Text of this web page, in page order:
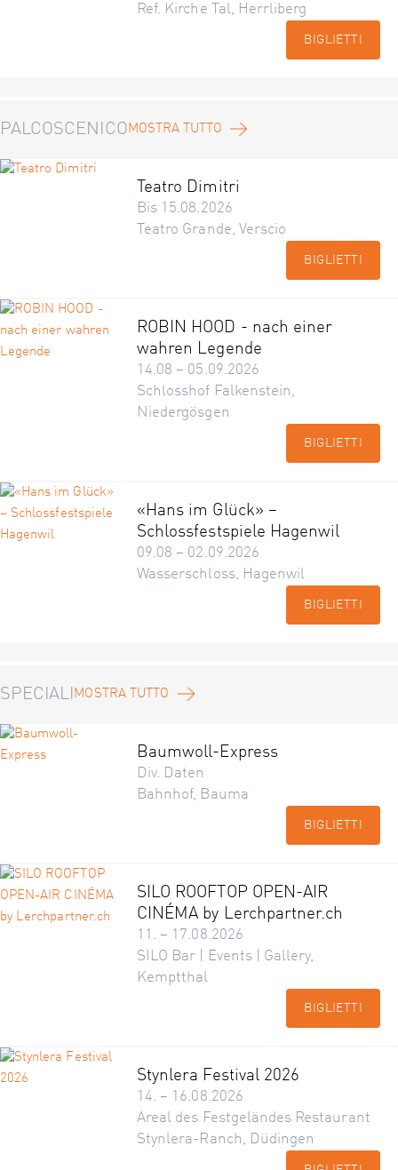
Ref. Kirche Tal, Herrliberg
BIGLIETTI
PALCOSCENICOMOSTRA TUTTO
Teatro Dimitri
Bis 15.08.2026
Teatro Grande, Verscio
BIGLIETTI
ROBIN HOOD - nach einer
wahren Legende
14.08 – 05.09.2026
Schlosshof Falkenstein,
Niedergösgen
BIGLIETTI
«Hans im Glück» –
Schlossfestspiele Hagenwil
09.08 – 02.09.2026
Wasserschloss, Hagenwil
BIGLIETTI
SPECIALIMOSTRA TUTTO
Baumwoll-Express
Div. Daten
Bahnhof, Bauma
BIGLIETTI
SILO ROOFTOP OPEN-AIR
CINÉMA by Lerchpartner.ch
11. – 17.08.2026
SILO Bar | Events | Gallery,
Kemptthal
BIGLIETTI
Stynlera Festival 2026
14. – 16.08.2026
Areal des Festgeländes Restaurant
Stynlera-Ranch, Düdingen